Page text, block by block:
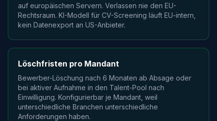
auf europäischen Servern. Verlassen nie den EU-
Rechtsraum. KI-Modell für CV-Screening läuft EU-intern,
kein Datenexport an US-Anbieter.
Löschfristen pro Mandant
Bewerber-Löschung nach 6 Monaten ab Absage oder
bei aktiver Aufnahme in den Talent-Pool nach
Einwilligung. Konfigurierbar je Mandant, weil
unterschiedliche Branchen unterschiedliche
Anforderungen haben.